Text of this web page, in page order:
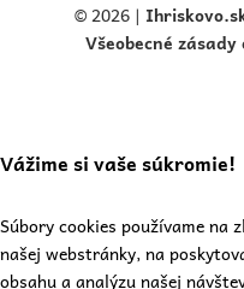
© 2026 | Ihriskovo.
Všeobecné
Vážime si vaše súkromie!
Súbory cookies používame na
našej webstránky, na
obsahu a analýzu našej